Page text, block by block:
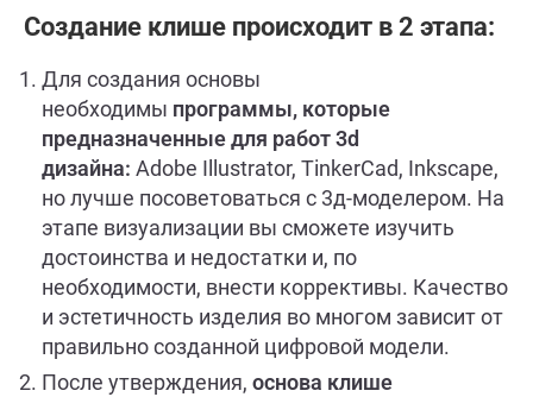
Создание клише происходит в 2 этапа:
Для создания основы
необходимы программы, которые
предназначенные для работ 3d
дизайна: Adobe Illustrator, TinkerCad, Inkscape,
но лучше посоветоваться с 3д-моделером. На
этапе визуализации вы сможете изучить
достоинства и недостатки и, по
необходимости, внести коррективы. Качество
и эстетичность изделия во многом зависит от
правильно созданной цифровой модели.
После утверждения, основа клише